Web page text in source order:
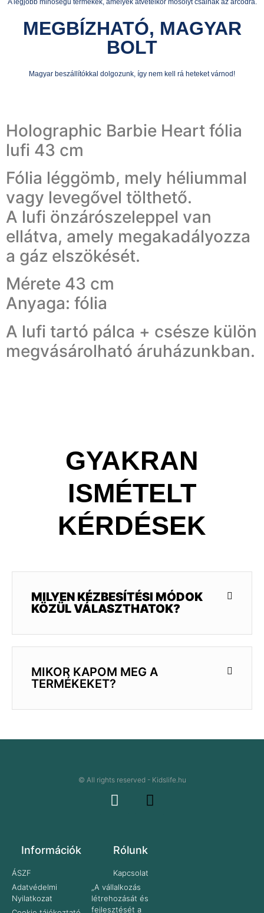
MEGBÍZHATÓ, MAGYAR
BOLT
Magyar beszállítókkal dolgozunk, így nem kell rá heteket várnod!
Holographic Barbie Heart fólia
lufi 43 cm
Fólia léggömb, mely héliummal
vagy levegővel tölthető.
A lufi önzárószeleppel van
ellátva, amely megakadályozza
a gáz elszökését.
Mérete 43 cm
Anyaga: fólia
A lufi tartó pálca + csésze külön
megvásárolható áruházunkban.
GYAKRAN
ISMÉTELT
KÉRDÉSEK
MILYEN KÉZBESÍTÉSI MÓDOK
KÖZÜL VÁLASZTHATOK?
MIKOR KAPOM MEG A
TERMÉKEKET?
© All rights reserved - Kidslife.hu
Információk
ÁSZF
Adatvédelmi
Nyilatkozat
Rólunk
Kapcsolat
„A vállalkozás
létrehozását és
fejlesztését a